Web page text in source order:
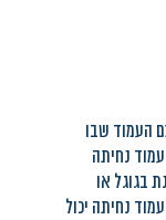
העמוד שבו
נחיתה
בגוגל או
נחיתה יכול